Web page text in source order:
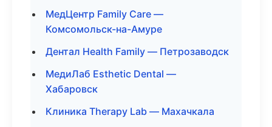
МедЦентр Family Care —
Комсомольск-на-Амуре
Дентал Health Family — Петрозаводск
МедиЛаб Esthetic Dental —
Хабаровск
Клиника Therapy Lab — Махачкала